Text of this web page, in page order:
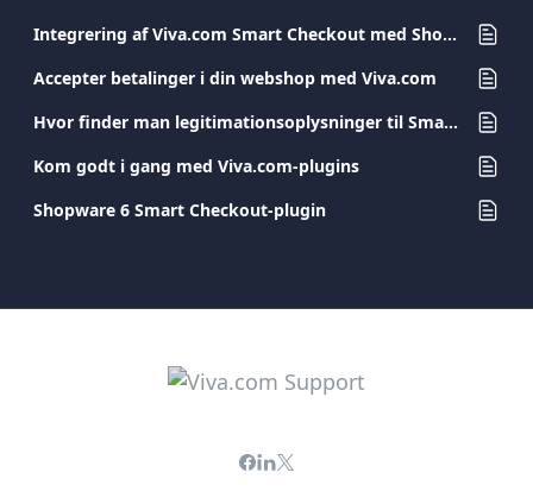
Integrering af Viva.com Smart Checkout med Shopify Plugin
Accepter betalinger i din webshop med Viva.com
Hvor finder man legitimationsoplysninger til Smart Checkout
Kom godt i gang med Viva.com-plugins
Shopware 6 Smart Checkout-plugin